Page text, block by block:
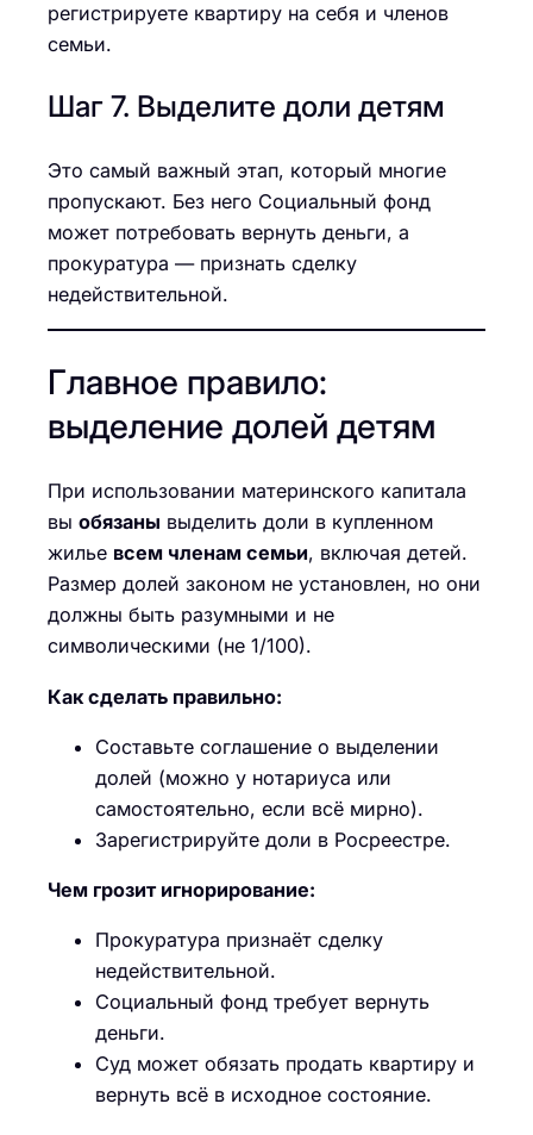
регистрируете квартиру на себя и членов
семьи.
Шаг 7. Выделите доли детям
Это самый важный этап, который многие
пропускают. Без него Социальный фонд
может потребовать вернуть деньги, а
прокуратура — признать сделку
недействительной.
Главное правило:
выделение долей детям
При использовании материнского капитала
вы обязаны выделить доли в купленном
жилье всем членам семьи, включая детей.
Размер долей законом не установлен, но они
должны быть разумными и не
символическими (не 1/100).
Как сделать правильно:
Составьте соглашение о выделении
долей (можно у нотариуса или
самостоятельно, если всё мирно).
Зарегистрируйте доли в Росреестре.
Чем грозит игнорирование:
Прокуратура признаёт сделку
недействительной.
Социальный фонд требует вернуть
деньги.
Суд может обязать продать квартиру и
вернуть всё в исходное состояние.